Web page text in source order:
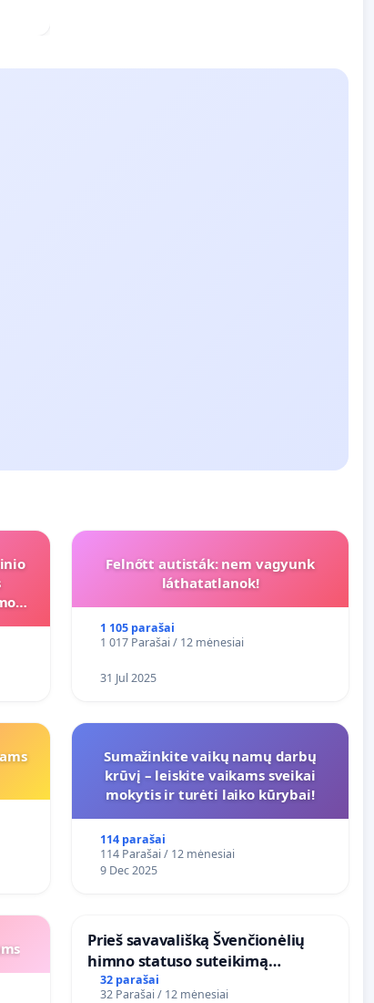
Felnőtt autisták: nem vagyunk
láthatatlanok!
1 105 parašai
1 017 Parašai / 12 mėnesiai
31 Jul 2025
Sumažinkite vaikų namų darbų
krūvį – leiskite vaikams sveikai
mokytis ir turėti laiko kūrybai!
114 parašai
114 Parašai / 12 mėnesiai
9 Dec 2025
​Prieš savavališką Švenčionėlių
himno statuso suteikimą
atlikėjos Živilės dainai
32 parašai
32 Parašai / 12 mėnesiai